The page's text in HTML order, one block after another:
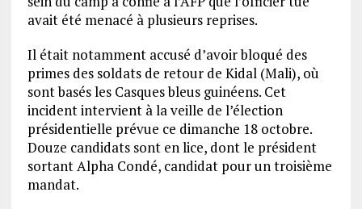
avait été menacé à plusieurs reprises.
Il était notamment accusé d’avoir bloqué des
primes des soldats de retour de Kidal (Mali), où
sont basés les Casques bleus guinéens. Cet
incident intervient à la veille de l’élection
présidentielle prévue ce dimanche 18 octobre.
Douze candidats sont en lice, dont le président
sortant Alpha Condé, candidat pour un troisième
mandat.